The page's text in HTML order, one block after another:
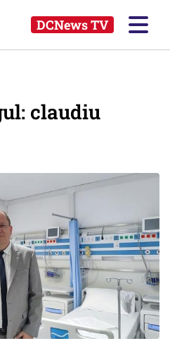
DCNews TV
claudiu